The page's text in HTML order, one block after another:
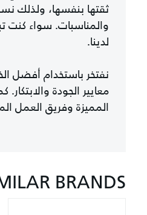
ثقتها بنفسها، ولذلك
والمناسبات. سواء كنت
لدينا.
نفتخر باستخدام أفضل
معايير الجودة
المميزة وفريق العمل
BRANDS